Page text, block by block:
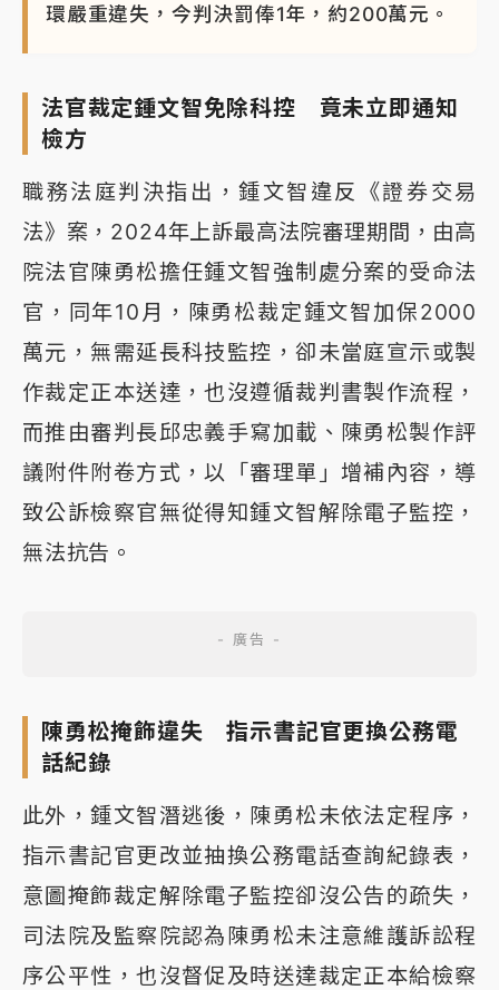
環嚴重違失，今判決罰俸1年，約200萬元。
法官裁定鍾文智免除科控 竟未立即通知
檢方
職務法庭判決指出，鍾文智違反《證券交易
法》案，2024年上訴最高法院審理期間，由高
院法官陳勇松擔任鍾文智強制處分案的受命法
官，同年10月，陳勇松裁定鍾文智加保2000
萬元，無需延長科技監控，卻未當庭宣示或製
作裁定正本送達，也沒遵循裁判書製作流程，
而推由審判長邱忠義手寫加載、陳勇松製作評
議附件附卷方式，以「審理單」增補內容，導
致公訴檢察官無從得知鍾文智解除電子監控，
無法抗告。
陳勇松掩飾違失 指示書記官更換公務電
話紀錄
此外，鍾文智潛逃後，陳勇松未依法定程序，
指示書記官更改並抽換公務電話查詢紀錄表，
意圖掩飾裁定解除電子監控卻沒公告的疏失，
司法院及監察院認為陳勇松未注意維護訴訟程
序公平性，也沒督促及時送達裁定正本給檢察